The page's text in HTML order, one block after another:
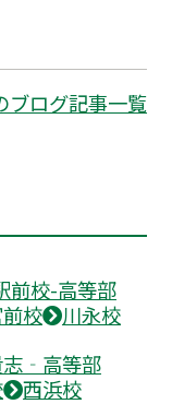
ブログ記事一覧
前校-高等部
校
川永校
志‐高等部
西浜校